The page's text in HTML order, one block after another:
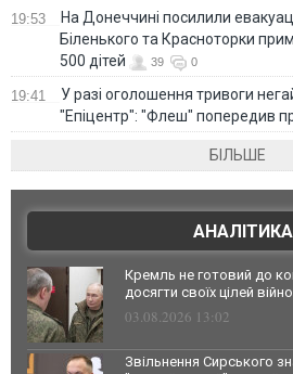
19:53
На Донеччині посилили
Біленького та Красноторки
500 дітей
39 0
19:41
У разі оголошення тривоги
"Епіцентр": "Флеш" попередив
БІЛЬШЕ
АНАЛІТИКА
Кремль не готовий до
досягти своїх цілей
03.08.2026 13:02
Звільнення Сирського